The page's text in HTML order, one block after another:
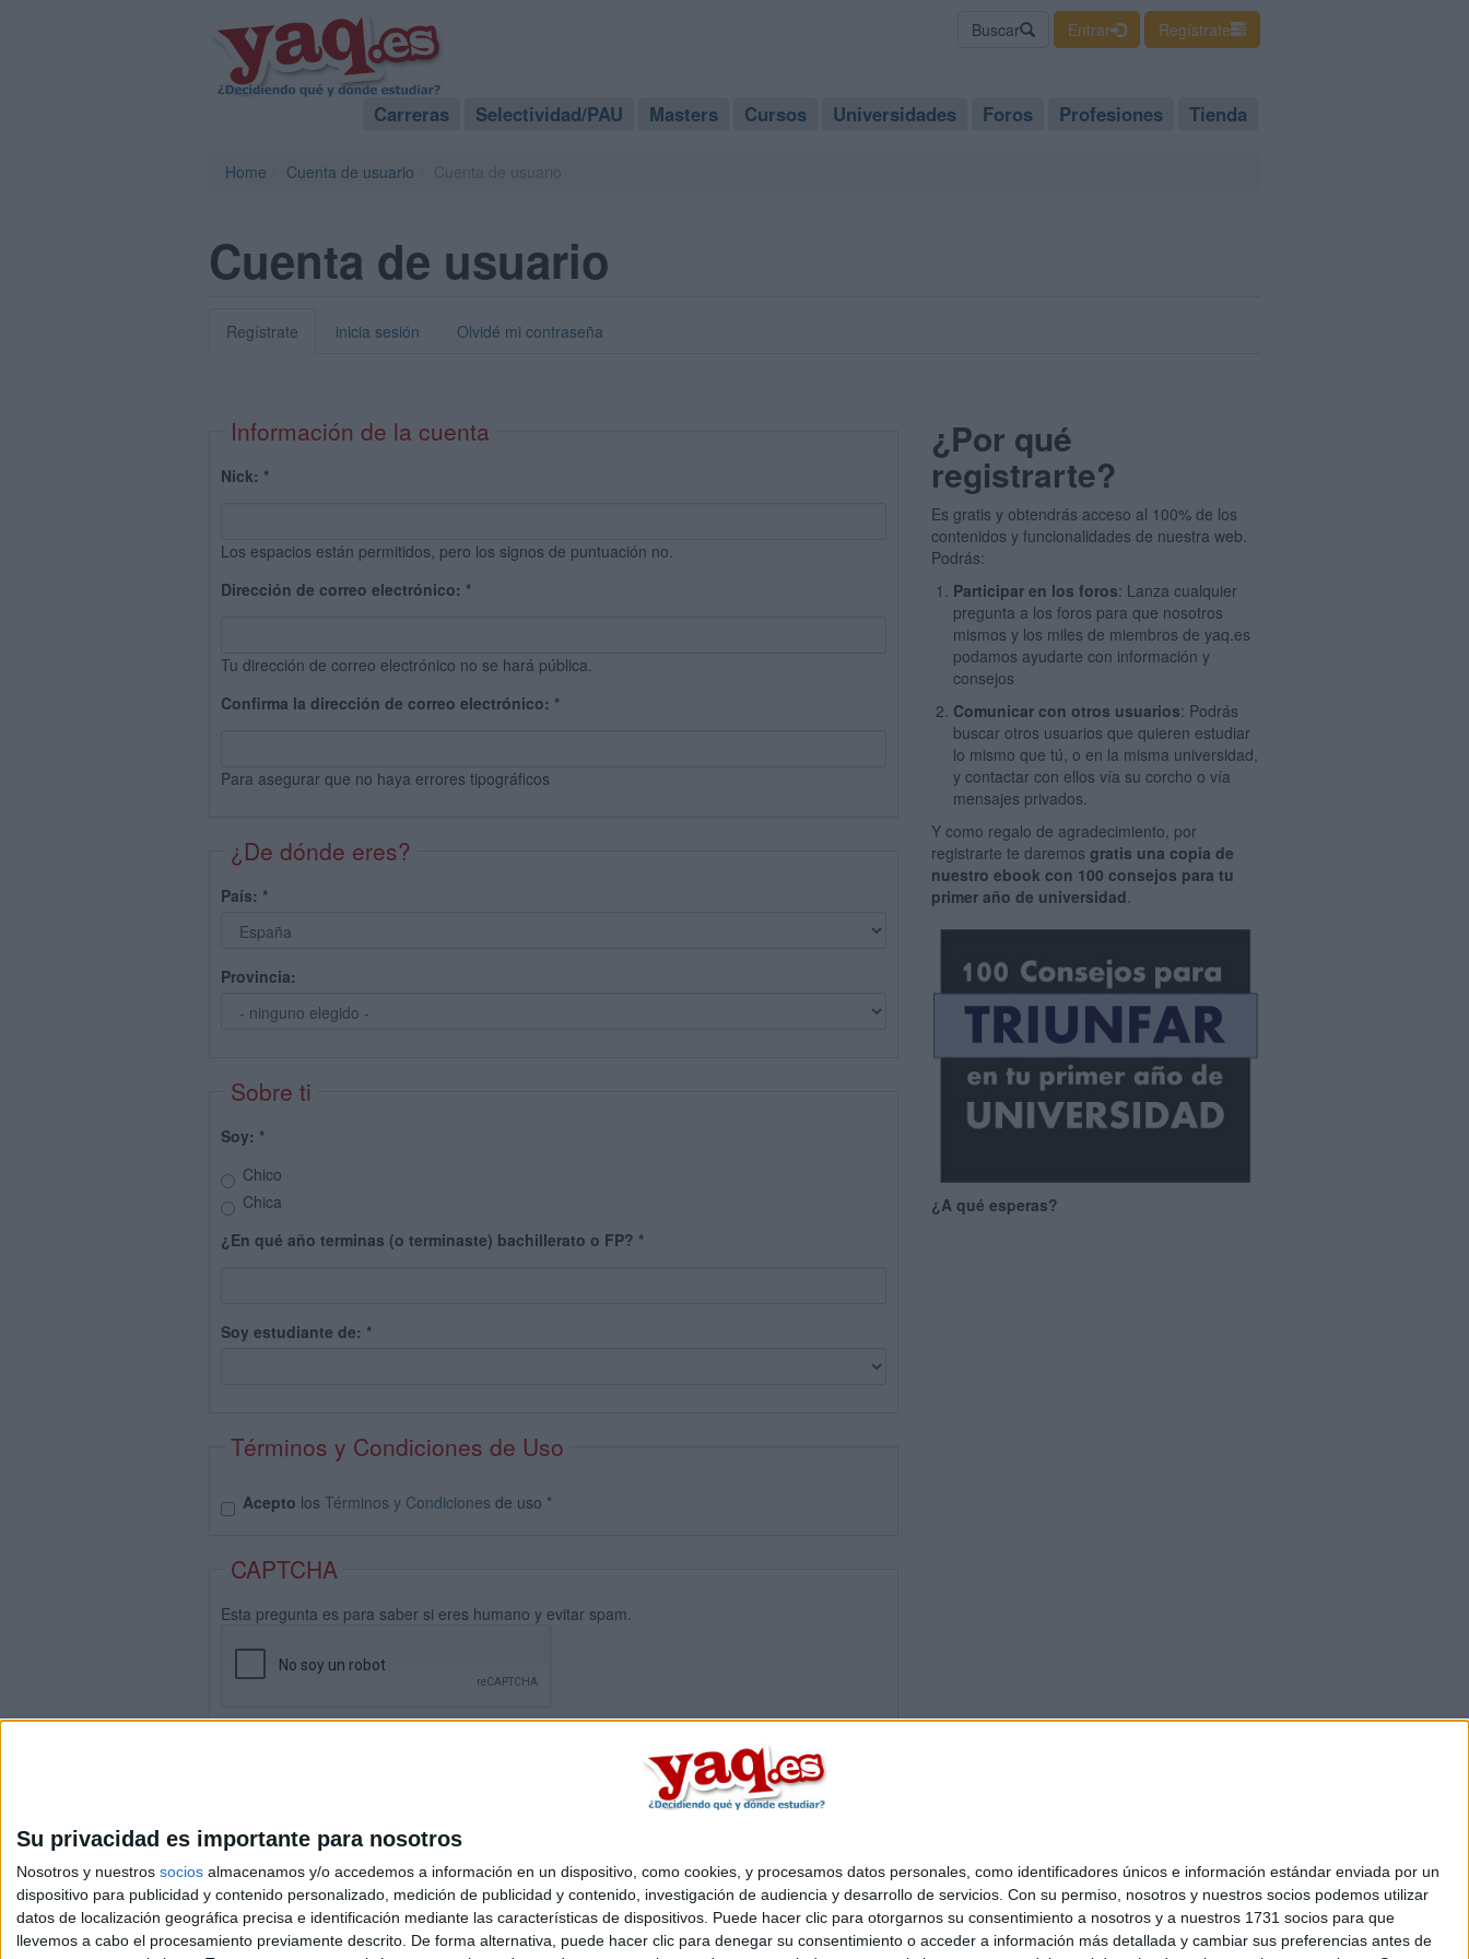
Su privacidad es importante para nosotros
Nosotros y nuestros socios almacenamos y/o accedemos a información en un dispositivo, como cookies, y procesamos datos personales, como identificadores únicos e información estándar enviada por un
dispositivo para publicidad y contenido personalizado, medición de publicidad y contenido, investigación de audiencia y desarrollo de servicios. Con su permiso, nosotros y nuestros socios podemos utilizar
datos de localización geográfica precisa e identificación mediante las características de dispositivos. Puede hacer clic para otorgarnos su consentimiento a nosotros y a nuestros 1731 socios para que
llevemos a cabo el procesamiento previamente descrito. De forma alternativa, puede hacer clic para denegar su consentimiento o acceder a información más detallada y cambiar sus preferencias antes de
Buscar Entrar Regístrate
Carreras Selectividad/PAU Masters Cursos Universidades Foros Profesiones Tienda
Home Cuenta de usuario
Cuenta de usuario
Regístrate inicia sesión Olvidé mi contraseña
Información de la cuenta
Nick: *
Los espacios están permitidos, pero los signos de puntuación no.
Dirección de correo electrónico: *
Tu dirección de correo electrónico no se hará pública.
Confirma la dirección de correo electrónico: *
Para asegurar que no haya errores tipográficos
¿De dónde eres?
País: *
Provincia:
Sobre ti
Soy: *
Chico
Chica
¿En qué año terminas (o terminaste) bachillerato o FP? *
Soy estudiante de: *
Términos y Condiciones de Uso
Acepto los Términos y Condiciones de uso *
CAPTCHA
Esta pregunta es para saber si eres humano y evitar spam.
¿Por qué
registrarte?
Es gratis y obtendrás acceso al 100% de los
contenidos y funcionalidades de nuestra web.
Podrás:
Participar en los foros: Lanza cualquier
pregunta a los foros para que nosotros
mismos y los miles de miembros de yaq.es
podamos ayudarte con información y
consejos
Comunicar con otros usuarios: Podrás
buscar otros usuarios que quieren estudiar
lo mismo que tú, o en la misma universidad,
y contactar con ellos vía su corcho o vía
mensajes privados.
Y como regalo de agradecimiento, por
registrarte te daremosgratis una copia de
nuestro ebook con 100 consejos para tu
primer año de universidad.
¿A qué esperas?
Quiénes somos |Contactar| Anúnciate
Aviso legal|Politica de privacidad|Condiciones generales|Política de cookies